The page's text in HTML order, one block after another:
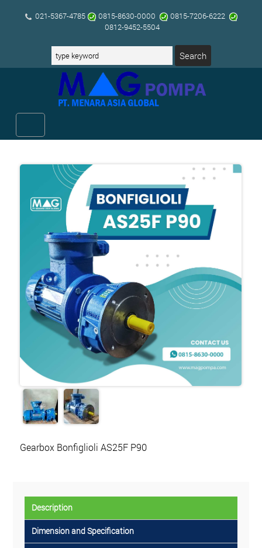
021-5367-4785 0815-8630-0000
0815-7206-6222
0812-9452-5504
Gearbox Bonfiglioli AS25F P90
Description
Dimension and Specification